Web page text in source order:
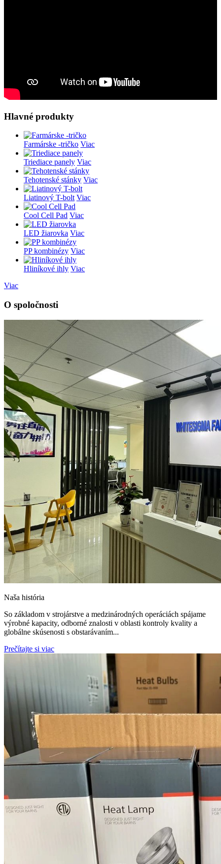
Hlavné produkty
Farmárske -tričko Viac
Triediace panely Viac
Tehotenské stánky Viac
Liatinový T-bolt Viac
Cool Cell Pad Viac
LED žiarovka Viac
PP kombinézy Viac
Hliníkové ihly Viac
Viac
O spoločnosti
Naša história
So základom v strojárstve a medzinárodných operáciách spájame
výrobné kapacity, odborné znalosti v oblasti kontroly kvality a
globálne skúsenosti s obstarávaním...
Prečítajte si viac